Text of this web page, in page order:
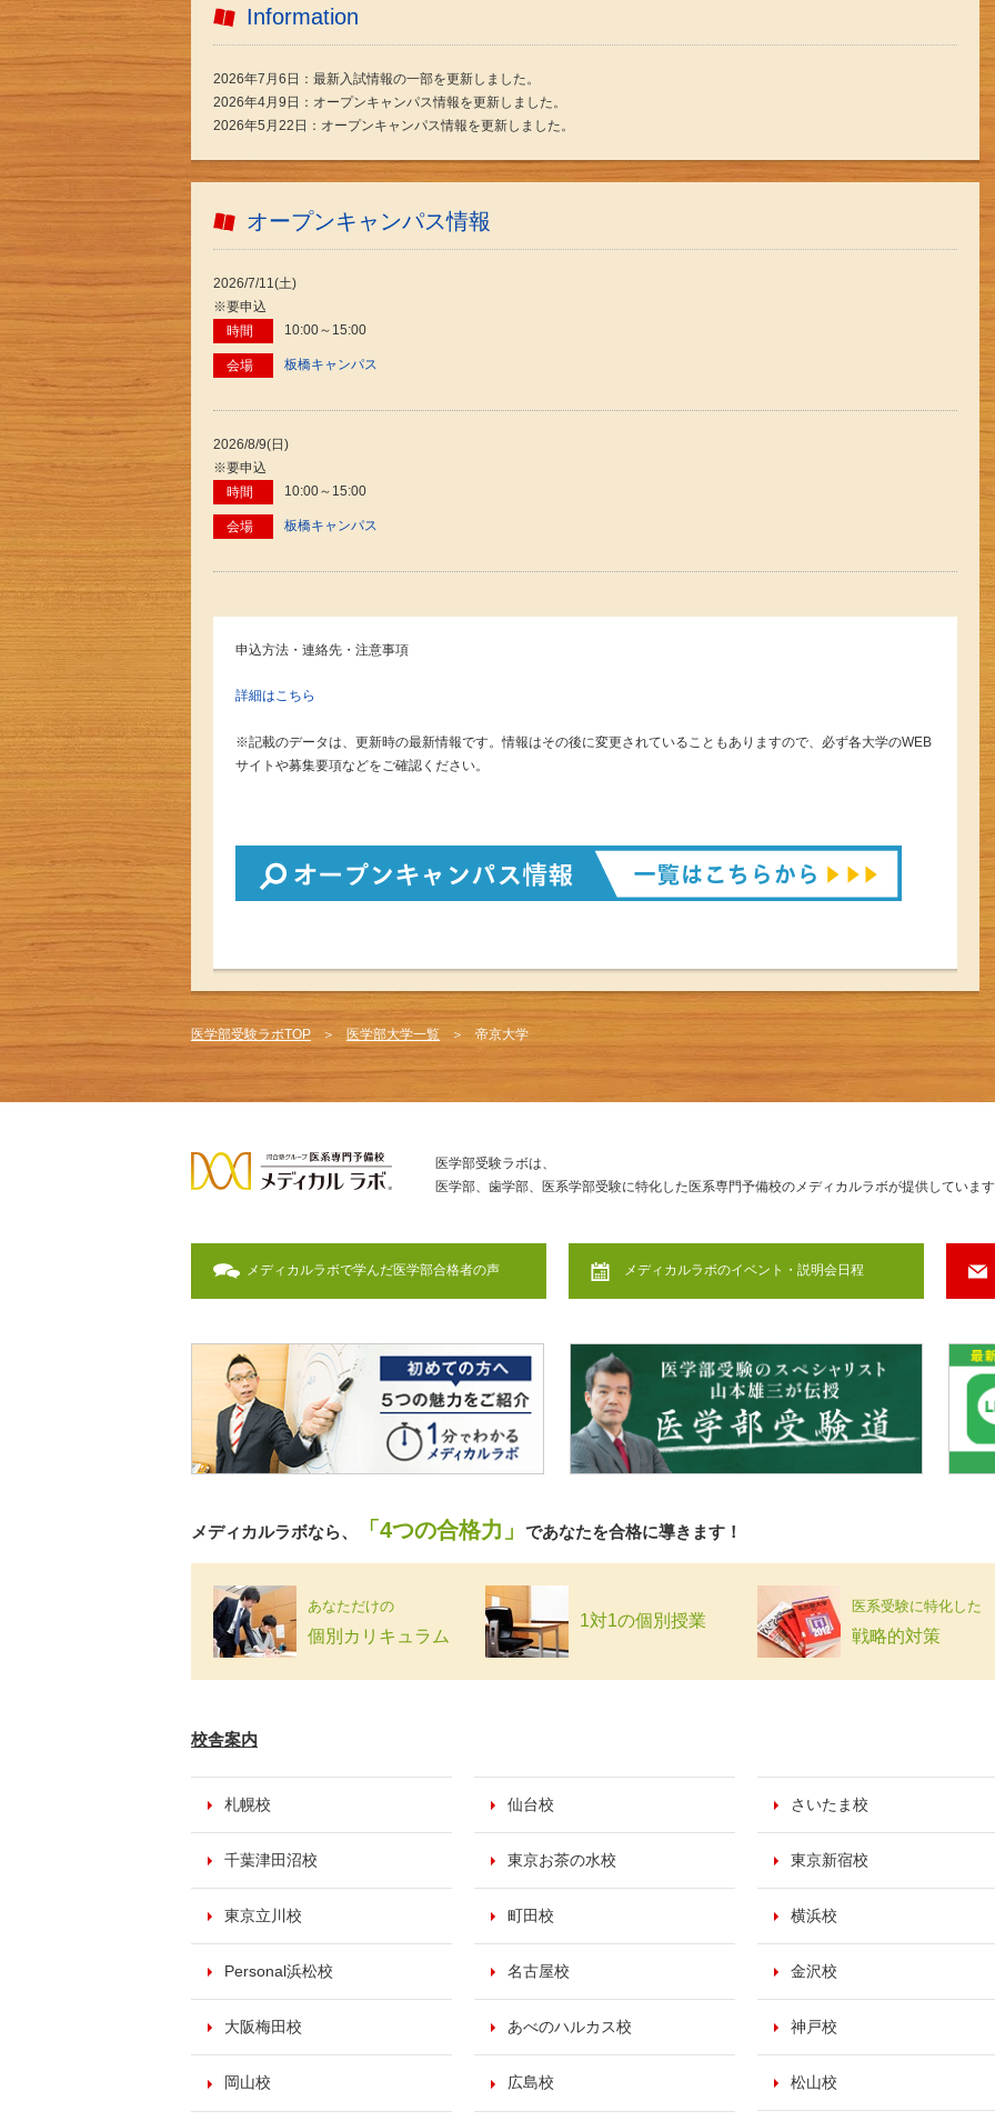
Information
2026年7月6日：最新入試情報の一部を更新しました。
2026年4月9日：オープンキャンパス情報を更新しました。
2026年5月22日：オープンキャンパス情報を更新しました。
オープンキャンパス情報
2026/7/11(土)
※要申込
時間
10:00～15:00
会場 板橋キャンパス
2026/8/9(日)
※要申込
時間
10:00～15:00
会場 板橋キャンパス
申込方法・連絡先・注意事項
詳細はこちら
※記載のデータは、更新時の最新情報です。情報はその後に変更されていることもありますので、必ず各大学のWEB
サイトや募集要項などをご確認ください。
医学部受験ラボTOP 医学部大学一覧 帝京大学
医学部受験ラボは、
医学部、歯学部、医系学部受験に特化した医系専門予備校のメディカルラボが提供していま
メディカルラボで学んだ医学部合格者の声 メディカルラボのイベント・説明会日程
メディカルラボなら、 「4つの合格力」 であなたを合格に導きます！
あなただけの
個別カリキュラム
1対1の個別授業
医系受験に特化した
戦略的対策
校舎案内
札幌校 仙台校 さいたま校
千葉津田沼校 東京お茶の水校 東京新宿校
東京立川校 町田校 横浜校
Personal浜松校 名古屋校 金沢校
大阪梅田校 あべのハルカス校 神戸校
岡山校 広島校 松山校